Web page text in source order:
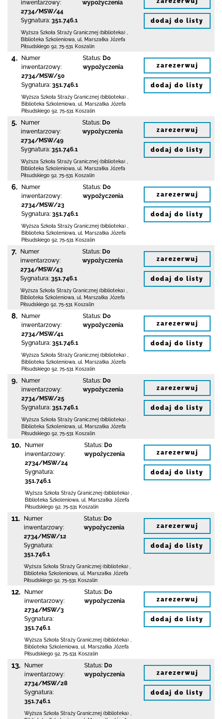
inwentarzowy:
2734/MSW/44
Sygnatura: 351.746.1
wypożyczenia
Wyższa Szkoła Straży Granicznej (biblioteka)
Biblioteka Szkoleniowa, ul. Marszałka Józefa
Piłsudskiego 92 75-531 Koszalin
dodaj do listy
4.
Numer
inwentarzowy:
2734/MSW/50
Sygnatura: 351.746.1
Status: Do
wypożyczenia
Wyższa Szkoła Straży Granicznej (biblioteka)
Biblioteka Szkoleniowa, ul. Marszałka Józefa
Piłsudskiego 92 75-531 Koszalin
zarezerwuj
dodaj do listy
5.
Numer
inwentarzowy:
2734/MSW/49
Sygnatura: 351.746.1
Status: Do
wypożyczenia
Wyższa Szkoła Straży Granicznej (biblioteka)
Biblioteka Szkoleniowa, ul. Marszałka Józefa
Piłsudskiego 92 75-531 Koszalin
zarezerwuj
dodaj do listy
6.
Numer
inwentarzowy:
2734/MSW/23
Sygnatura: 351.746.1
Status: Do
wypożyczenia
Wyższa Szkoła Straży Granicznej (biblioteka)
Biblioteka Szkoleniowa, ul. Marszałka Józefa
Piłsudskiego 92 75-531 Koszalin
zarezerwuj
dodaj do listy
7.
Numer
inwentarzowy:
2734/MSW/43
Sygnatura: 351.746.1
Status: Do
wypożyczenia
Wyższa Szkoła Straży Granicznej (biblioteka)
Biblioteka Szkoleniowa, ul. Marszałka Józefa
Piłsudskiego 92 75-531 Koszalin
zarezerwuj
dodaj do listy
8.
Numer
inwentarzowy:
2734/MSW/41
Sygnatura: 351.746.1
Status: Do
wypożyczenia
Wyższa Szkoła Straży Granicznej (biblioteka)
Biblioteka Szkoleniowa, ul. Marszałka Józefa
Piłsudskiego 92 75-531 Koszalin
zarezerwuj
dodaj do listy
9.
Numer
inwentarzowy:
2734/MSW/25
Sygnatura: 351.746.1
Status: Do
wypożyczenia
Wyższa Szkoła Straży Granicznej (biblioteka)
Biblioteka Szkoleniowa, ul. Marszałka Józefa
Piłsudskiego 92 75-531 Koszalin
zarezerwuj
dodaj do listy
10.
Numer
inwentarzowy:
2734/MSW/24
Sygnatura:
351.746.1
Status: Do
wypożyczenia
Wyższa Szkoła Straży Granicznej (biblioteka)
Biblioteka Szkoleniowa, ul. Marszałka Józefa
Piłsudskiego 92 75-531 Koszalin
zarezerwuj
dodaj do listy
11.
Numer
inwentarzowy:
2734/MSW/12
Sygnatura:
351.746.1
Status: Do
wypożyczenia
Wyższa Szkoła Straży Granicznej (biblioteka)
Biblioteka Szkoleniowa, ul. Marszałka Józefa
Piłsudskiego 92 75-531 Koszalin
zarezerwuj
dodaj do listy
12.
Numer
inwentarzowy:
2734/MSW/3
Sygnatura:
351.746.1
Status: Do
wypożyczenia
Wyższa Szkoła Straży Granicznej (biblioteka)
Biblioteka Szkoleniowa, ul. Marszałka Józefa
Piłsudskiego 92 75-531 Koszalin
zarezerwuj
dodaj do listy
13.
Numer
inwentarzowy:
2734/MSW/28
Sygnatura:
351.746.1
Status: Do
wypożyczenia
Wyższa Szkoła Straży Granicznej (biblioteka)
zarezerwuj
dodaj do listy